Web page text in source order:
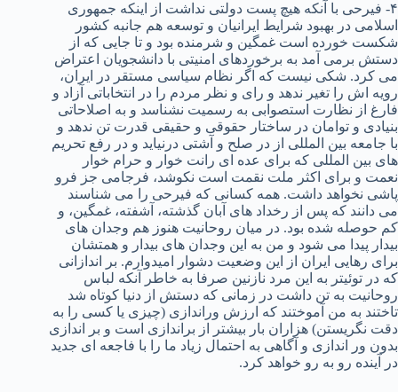
۴- فیرحی با آنکه هیچ پست دولتی نداشت از اینکه جمهوری
اسلامی در بهبود شرایط ایرانیان و توسعه هم جانبه کشور
شکست خورده است غمگین و شرمنده بود و تا جایی که از
دستش برمی آمد به برخوردهای امنیتی با دانشجویان اعتراض
می کرد. شکی نیست که اگر نظام سیاسی مستقر در ایران،
رویه اش را تغیر ندهد و رای و نظر مردم را در انتخاباتی آزاد و
فارغ از نظارت استصوابی به رسمیت نشناسد و به اصلاحاتی
بنیادی و توامان در ساختار حقوقی و حقیقی قدرت تن ندهد و
با جامعه بین المللی از در صلح و آشتی درنیاید و در رفع تحریم
های بین المللی که برای عده ای رانت خوار و حرام خوار
نعمت و برای اکثر ملت نقمت است نکوشد، فرجامی جز فرو
پاشی نخواهد داشت. همه کسانی که فیرحی را می شناسند
می دانند که پس از رخداد های آبان گذشته، آشفته، غمگین، و
کم حوصله شده بود. در میان روحانیت هنوز هم وجدان های
بیدار پیدا می شود و من به این وجدان های بیدار و همتشان
برای رهایی ایران از این وضعیت دشوار امیدوارم. بر اندازانی
که در توئیتر به این مرد نازنین صرفا به خاطر آنکه لباس
روحانیت به تن داشت در زمانی که دستش از دنیا کوتاه شد
تاختند به من آموختند که ارزش وراندازی (چیزی یا کسی را به
دقت نگریستن) هزاران بار بیشتر از براندازی است و بر اندازی
بدون ور اندازی و آگاهی به احتمال زیاد ما را با فاجعه ای جدید
در آینده رو به رو خواهد کرد.